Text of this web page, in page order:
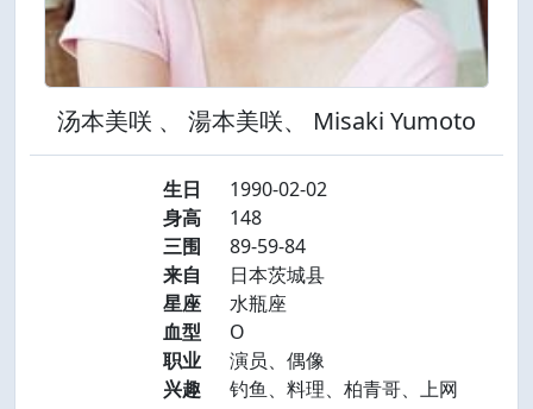
汤本美咲 、 湯本美咲、 Misaki Yumoto
生日
1990-02-02
身高
148
三围
89-59-84
来自
日本茨城县
星座
水瓶座
血型
O
职业
演员、偶像
兴趣
钓鱼、料理、柏青哥、上网